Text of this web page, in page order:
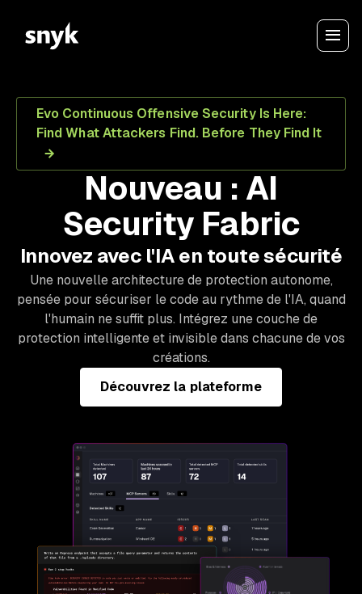
Evo Continuous Offensive Security Is Here:
Find What Attackers Find. Before They Find It
Nouveau : AI
Security Fabric
Innovez avec l'IA en toute sécurité
Une nouvelle architecture de protection autonome,
pensée pour sécuriser le code au rythme de l'IA, quand
l'humain ne suffit plus. Intégrez une couche de
protection intelligente et invisible dans chacune de vos
créations.
Découvrez la plateforme